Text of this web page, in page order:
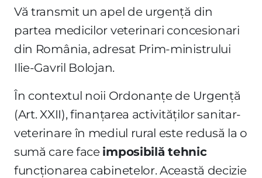
Vă transmit un apel de urgență din
partea medicilor veterinari concesionari
din România, adresat Prim-ministrului
Ilie-Gavril Bolojan.
În contextul noii Ordonanțe de Urgență
(Art. XXII), finanțarea activităților sanitar-
veterinare în mediul rural este redusă la o
sumă care face imposibilă tehnic
funcționarea cabinetelor. Această decizie